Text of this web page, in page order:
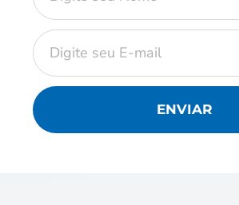
ENVIAR